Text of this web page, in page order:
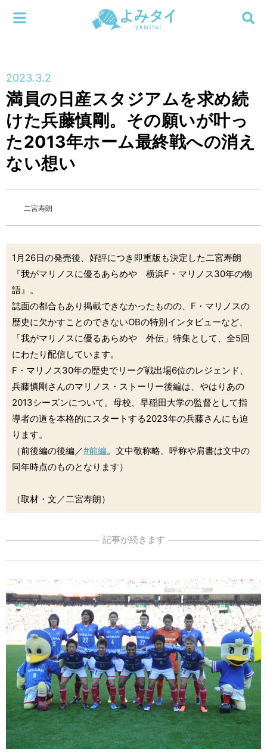
連載
新刊
特集
編集部
検索する
メニューを閉じる
2023.3.2
満員の日産スタジアムを求め続
けた兵藤慎剛。その願いが叶っ
た2013年ホーム最終戦への消え
ない想い
二宮寿朗
1月26日の発売後、好評につき即重版も決定した二宮寿朗
『我がマリノスに優るあらめや 横浜F・マリノス30年の物
語』。
誌面の都合もあり掲載できなかったものの、F・マリノスの
歴史に欠かすことのできないOBの特別インタビューなど、
「我がマリノスに優るあらめや 外伝」特集として、全5回
にわたり配信しています。
F・マリノス30年の歴史でリーグ戦出場6位のレジェンド、
兵藤慎剛さんのマリノス・ストーリー後編は、やはりあの
2013シーズンについて。母校、早稲田大学の監督として指
導者の道を本格的にスタートする2023年の兵藤さんにも迫
ります。
（前後編の後編／#前編。文中敬称略。呼称や肩書は文中の
同年時点のものとなります）
（取材・文／二宮寿朗）
記事が続きます